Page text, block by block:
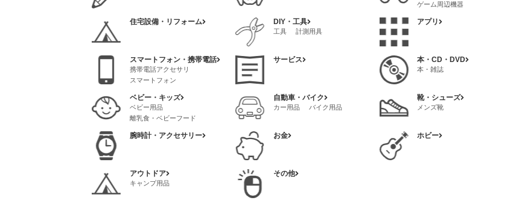
ゲーム周辺機器
ゲームボーイ-アドバンス-ソフト
住宅設備・リフォーム DIY・工具
工具 計測用具
アプリ
スマートフォン・携帯電話
携帯電話アクセサリ
スマートフォン
サービス 本・CD・DVD
本・雑誌
ベビー・キッズ
ベビー用品
離乳食・ベビーフード
自動車・バイク
カー用品 バイク用品
靴・シューズ
メンズ靴
腕時計・アクセサリー お金 ホビー
アウトドア
キャンプ用品
その他